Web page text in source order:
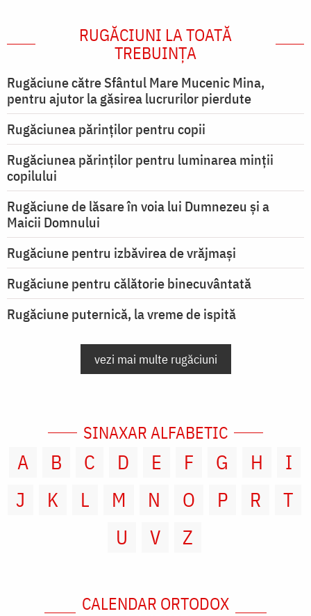
RUGĂCIUNI LA TOATĂ
TREBUINȚA
Rugăciune către Sfântul Mare Mucenic Mina,
pentru ajutor la găsirea lucrurilor pierdute
Rugăciunea părinților pentru copii
Rugăciunea părinților pentru luminarea minţii
copilului
Rugăciune de lăsare în voia lui Dumnezeu şi a
Maicii Domnului
Rugăciune pentru izbăvirea de vrăjmași
Rugăciune pentru călătorie binecuvântată
Rugăciune puternică, la vreme de ispită
vezi mai multe rugăciuni
SINAXAR ALFABETIC
A B C D E F G H
I
J
K L M N O P R
T
U
V Z
CALENDAR ORTODOX